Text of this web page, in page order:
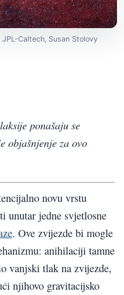
Caltech, Susan Stolovy
ponašaju se
objašnjenje za ovo
novu vrstu
unutar jedne svjetlosne
. Ove zvijezde bi mogle
anihilaciji tamne
vanjski tlak na zvijezde,
njihovo gravitacijsko